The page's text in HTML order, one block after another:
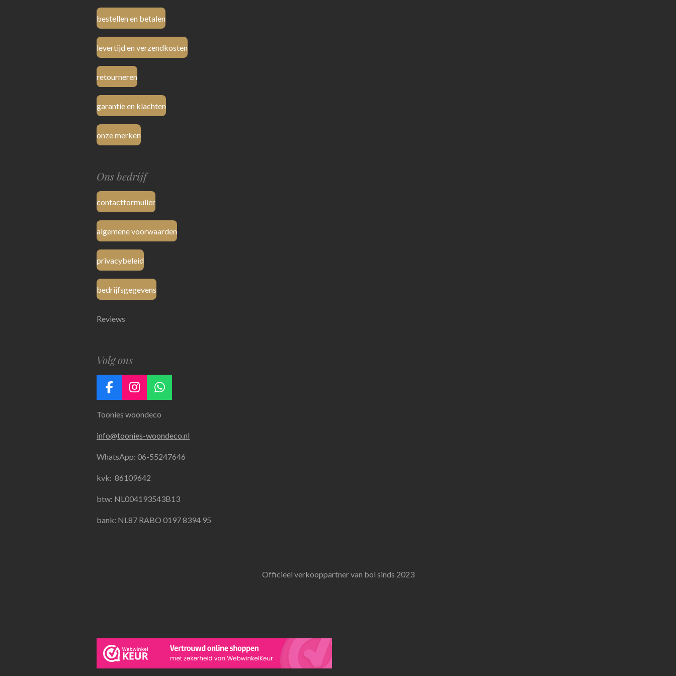
bestellen en betalen
levertijd en verzendkosten
retourneren
garantie en klachten
onze merken
Ons bedrijf
contactformulier
algemene voorwaarden
privacybeleid
bedrijfsgegevens
Reviews
Volg ons
F
c
b
o
k
I
s
a
g
a
W
a
s
A
Toonies woondeco
info@toonies-woondeco.nl
WhatsApp: 06-55247646
kvk: 86109642
btw: NL004193543B13
bank: NL87 RABO 0197 8394 95
Officieel verkooppartner van bol sinds 2023